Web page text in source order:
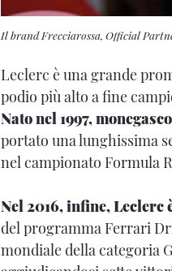
Il brand Frecciarossa, Official
Leclerc è una grande
podio più alto a fine
Nato nel 1997,
portato una lunghissima
nel campionato Formula
Nel 2016, infine, Leclerc
del programma Ferrari
mondiale della categoria